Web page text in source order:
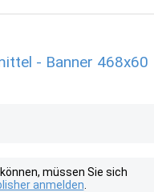
- Banner 468x60
müssen Sie sich
anmelden